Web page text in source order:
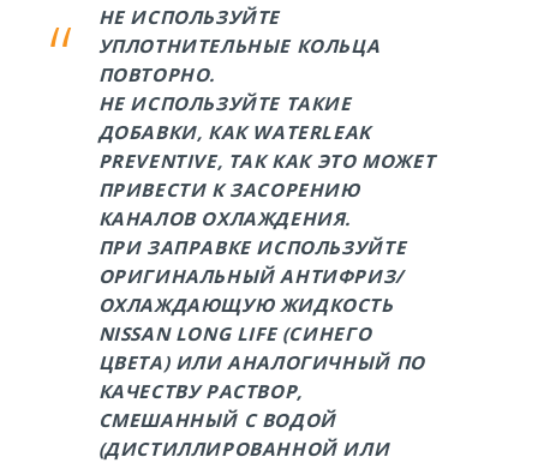
НЕ ИСПОЛЬЗУЙТЕ
УПЛОТНИТЕЛЬНЫЕ КОЛЬЦА
ПОВТОРНО.
НЕ ИСПОЛЬЗУЙТЕ ТАКИЕ
ДОБАВКИ, КАК WATERLEAK
PREVENTIVE, ТАК КАК ЭТО МОЖЕТ
ПРИВЕСТИ К ЗАСОРЕНИЮ
КАНАЛОВ ОХЛАЖДЕНИЯ.
ПРИ ЗАПРАВКЕ ИСПОЛЬЗУЙТЕ
ОРИГИНАЛЬНЫЙ АНТИФРИЗ/
ОХЛАЖДАЮЩУЮ ЖИДКОСТЬ
NISSAN LONG LIFE (СИНЕГО
ЦВЕТА) ИЛИ АНАЛОГИЧНЫЙ ПО
КАЧЕСТВУ РАСТВОР,
СМЕШАННЫЙ С ВОДОЙ
(ДИСТИЛЛИРОВАННОЙ ИЛИ